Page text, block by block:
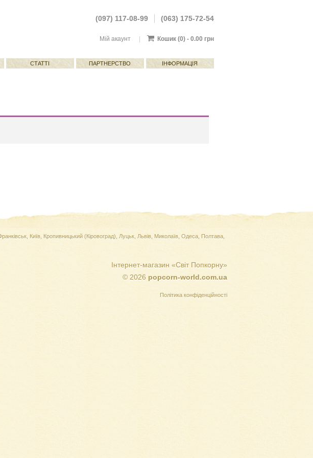
(097) 117-08-99 (063) 175-72-54
Мій акаунт Кошик (0) - 0.00 грн
СТАТТІ ПАРТНЕРСТВО ІНФОРМАЦІЯ
Київ, Кропивницький (Кіровоград), Луцьк, Львів, Миколаїв, Одеса, Полтава,
Інтернет-магазин «Світ Попкорну»
© 2026 popcorn-world.com.ua
Політика конфіденційності